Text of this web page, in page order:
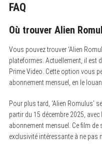
FAQ
Où trouver Alien
Vous pouvez trouver ‘Alien
plateformes. Actuellement, il est
Prime Video. Cette option vous
abonnement mensuel, en le
Pour plus tard, ‘Alien Romulus’
partir du 15 décembre 2025,
abonnement mensuel. Ce film de
exclusivité intéressante à ne pas